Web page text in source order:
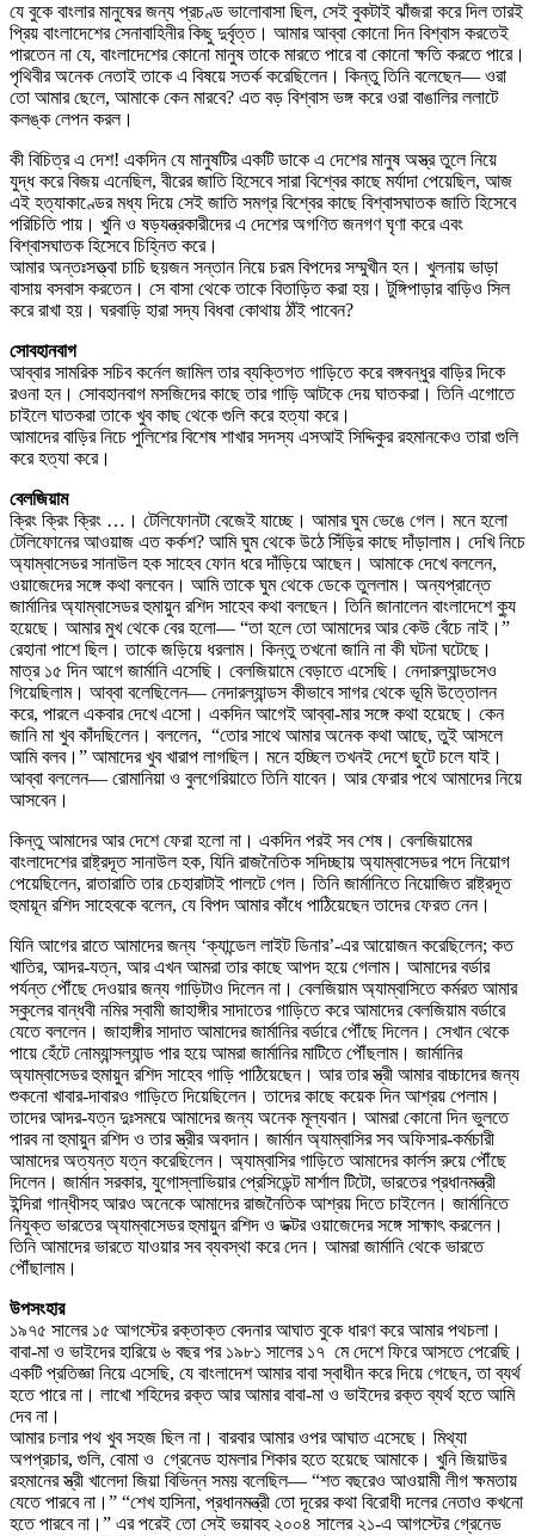
যে বুকে বাংলার মানুষের জন্য প্রচণ্ড ভালোবাসা ছিল, সেই বুকটাই ঝাঁজরা করে দিল তারই
প্রিয় বাংলাদেশের সেনাবাহিনীর কিছু দুর্বৃত্ত। আমার আব্বা কোনো দিন বিশ্বাস করতেই
পারতেন না যে, বাংলাদেশের কোনো মানুষ তাকে মারতে পারে বা কোনো ক্ষতি করতে পারে।
পৃথিবীর অনেক নেতাই তাকে এ বিষয়ে সতর্ক করেছিলেন। কিন্তু তিনি বলেছেন— ওরা
তো আমার ছেলে, আমাকে কেন মারবে? এত বড় বিশ্বাস ভঙ্গ করে ওরা বাঙালির ললাটে
কলঙ্ক লেপন করল।
কী বিচিত্র এ দেশ! একদিন যে মানুষটির একটি ডাকে এ দেশের মানুষ অস্ত্র তুলে নিয়ে
যুদ্ধ করে বিজয় এনেছিল, বীরের জাতি হিসেবে সারা বিশ্বের কাছে মর্যাদা পেয়েছিল, আজ
এই হত্যাকাণ্ডের মধ্য দিয়ে সেই জাতি সমগ্র বিশ্বের কাছে বিশ্বাসঘাতক জাতি হিসেবে
পরিচিতি পায়। খুনি ও ষড়যন্ত্রকারীদের এ দেশের অগণিত জনগণ ঘৃণা করে এবং
বিশ্বাসঘাতক হিসেবে চিহ্নিত করে।
আমার অন্তঃসত্ত্বা চাচি ছয়জন সন্তান নিয়ে চরম বিপদের সম্মুখীন হন। খুলনায় ভাড়া
বাসায় বসবাস করতেন। সে বাসা থেকে তাকে বিতাড়িত করা হয়। টুঙ্গিপাড়ার বাড়িও সিল
করে রাখা হয়। ঘরবাড়ি হারা সদ্য বিধবা কোথায় ঠাঁই পাবেন?
সোবহানবাগ
আব্বার সামরিক সচিব কর্নেল জামিল তার ব্যক্তিগত গাড়িতে করে বঙ্গবন্ধুর বাড়ির দিকে
রওনা হন। সোবহানবাগ মসজিদের কাছে তার গাড়ি আটকে দেয় ঘাতকরা। তিনি এগোতে
চাইলে ঘাতকরা তাকে খুব কাছ থেকে গুলি করে হত্যা করে।
আমাদের বাড়ির নিচে পুলিশের বিশেষ শাখার সদস্য এসআই সিদ্দিকুর রহমানকেও তারা গুলি
করে হত্যা করে।
বেলজিয়াম
ক্রিং ক্রিং ক্রিং …। টেলিফোনটা বেজেই যাচ্ছে। আমার ঘুম ভেঙে গেল। মনে হলো
টেলিফোনের আওয়াজ এত কর্কশ? আমি ঘুম থেকে উঠে সিঁড়ির কাছে দাঁড়ালাম। দেখি নিচে
অ্যাম্বাসেডর সানাউল হক সাহেব ফোন ধরে দাঁড়িয়ে আছেন। আমাকে দেখে বললেন,
ওয়াজেদের সঙ্গে কথা বলবেন। আমি তাকে ঘুম থেকে ডেকে তুললাম। অন্যপ্রান্তে
জার্মানির অ্যাম্বাসেডর হুমায়ুন রশিদ সাহেব কথা বলছেন। তিনি জানালেন বাংলাদেশে ক্যু
হয়েছে। আমার মুখ থেকে বের হলো— “তা হলে তো আমাদের আর কেউ বেঁচে নাই।”
রেহানা পাশে ছিল। তাকে জড়িয়ে ধরলাম। কিন্তু তখনো জানি না কী ঘটনা ঘটেছে।
মাত্র ১৫ দিন আগে জার্মানি এসেছি। বেলজিয়ামে বেড়াতে এসেছি। নেদারল্যান্ডসেও
গিয়েছিলাম। আব্বা বলেছিলেন— নেদারল্যান্ডস কীভাবে সাগর থেকে ভূমি উত্তোলন
করে, পারলে একবার দেখে এসো। একদিন আগেই আব্বা-মার সঙ্গে কথা হয়েছে। কেন
জানি মা খুব কাঁদছিলেন। বললেন, “তোর সাথে আমার অনেক কথা আছে, তুই আসলে
আমি বলব।” আমাদের খুব খারাপ লাগছিল। মনে হচ্ছিল তখনই দেশে ছুটে চলে যাই।
আব্বা বললেন— রোমানিয়া ও বুলগেরিয়াতে তিনি যাবেন। আর ফেরার পথে আমাদের নিয়ে
আসবেন।
কিন্তু আমাদের আর দেশে ফেরা হলো না। একদিন পরই সব শেষ। বেলজিয়ামের
বাংলাদেশের রাষ্ট্রদূত সানাউল হক, যিনি রাজনৈতিক সদিচ্ছায় অ্যাম্বাসেডর পদে নিয়োগ
পেয়েছিলেন, রাতারাতি তার চেহারাটাই পালটে গেল। তিনি জার্মানিতে নিয়োজিত রাষ্ট্রদূত
হুমায়ূন রশিদ সাহেবকে বলেন, যে বিপদ আমার কাঁধে পাঠিয়েছেন তাদের ফেরত নেন।
যিনি আগের রাতে আমাদের জন্য ‘ক্যান্ডেল লাইট ডিনার’-এর আয়োজন করেছিলেন; কত
খাতির, আদর-যত্ন, আর এখন আমরা তার কাছে আপদ হয়ে গেলাম। আমাদের বর্ডার
পর্যন্ত পৌঁছে দেওয়ার জন্য গাড়িটাও দিলেন না। বেলজিয়াম অ্যাম্বাসিতে কর্মরত আমার
স্কুলের বান্ধবী নমির স্বামী জাহাঙ্গীর সাদাতের গাড়িতে করে আমাদের বেলজিয়াম বর্ডারে
যেতে বললেন। জাহাঙ্গীর সাদাত আমাদের জার্মানির বর্ডারে পৌঁছে দিলেন। সেখান থেকে
পায়ে হেঁটে নোম্যান্সল্যান্ড পার হয়ে আমরা জার্মানির মাটিতে পৌঁছলাম। জার্মানির
অ্যাম্বাসেডর হুমায়ুন রশিদ সাহেব গাড়ি পাঠিয়েছেন। আর তার স্ত্রী আমার বাচ্চাদের জন্য
শুকনো খাবার-দাবারও গাড়িতে দিয়েছিলেন। তাদের কাছে কয়েক দিন আশ্রয় পেলাম।
তাদের আদর-যত্ন দুঃসময়ে আমাদের জন্য অনেক মূল্যবান। আমরা কোনো দিন ভুলতে
পারব না হুমায়ুন রশিদ ও তার স্ত্রীর অবদান। জার্মান অ্যাম্বাসির সব অফিসার-কর্মচারী
আমাদের অত্যন্ত যত্ন করেছিলেন। অ্যাম্বাসির গাড়িতে আমাদের কার্লস রুয়ে পৌঁছে
দিলেন। জার্মান সরকার, যুগোস্লাভিয়ার প্রেসিডেন্ট মার্শাল টিটো, ভারতের প্রধানমন্ত্রী
ইন্দিরা গান্ধীসহ আরও অনেকে আমাদের রাজনৈতিক আশ্রয় দিতে চাইলেন। জার্মানিতে
নিযুক্ত ভারতের অ্যাম্বাসেডর হুমায়ুন রশিদ ও ডক্টর ওয়াজেদের সঙ্গে সাক্ষাৎ করলেন।
তিনি আমাদের ভারতে যাওয়ার সব ব্যবস্থা করে দেন। আমরা জার্মানি থেকে ভারতে
পৌঁছালাম।
উপসংহার
১৯৭৫ সালের ১৫ আগস্টের রক্তাক্ত বেদনার আঘাত বুকে ধারণ করে আমার পথচলা।
বাবা-মা ও ভাইদের হারিয়ে ৬ বছর পর ১৯৮১ সালের ১৭ মে দেশে ফিরে আসতে পেরেছি।
একটি প্রতিজ্ঞা নিয়ে এসেছি, যে বাংলাদেশ আমার বাবা স্বাধীন করে দিয়ে গেছেন, তা ব্যর্থ
হতে পারে না। লাখো শহিদের রক্ত আর আমার বাবা-মা ও ভাইদের রক্ত ব্যর্থ হতে আমি
দেব না।
আমার চলার পথ খুব সহজ ছিল না। বারবার আমার ওপর আঘাত এসেছে। মিথ্যা
অপপ্রচার, গুলি, বোমা ও গ্রেনেড হামলার শিকার হতে হয়েছে আমাকে। খুনি জিয়াউর
রহমানের স্ত্রী খালেদা জিয়া বিভিন্ন সময় বলেছিল— “শত বছরেও আওয়ামী লীগ ক্ষমতায়
যেতে পারবে না।” “শেখ হাসিনা, প্রধানমন্ত্রী তো দূরের কথা বিরোধী দলের নেতাও কখনো
হতে পারবে না।” এর পরেই তো সেই ভয়াবহ ২০০৪ সালের ২১-এ আগস্টের গ্রেনেড